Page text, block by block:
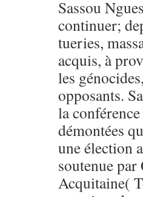
Sassou
continuer;
tueries,
acquis, à
les
opposants.
la
démontées
une élection
soutenue
Acquitaine(